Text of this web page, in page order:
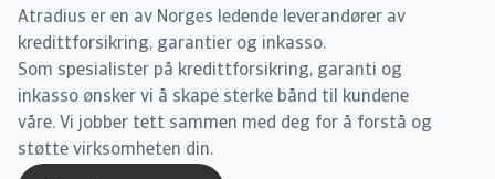
Atradius er en av Norges ledende leverandører av
kredittforsikring, garantier og inkasso.
Som spesialister på kredittforsikring, garanti og
inkasso ønsker vi å skape sterke bånd til kundene
våre. Vi jobber tett sammen med deg for å forstå og
støtte virksomheten din.